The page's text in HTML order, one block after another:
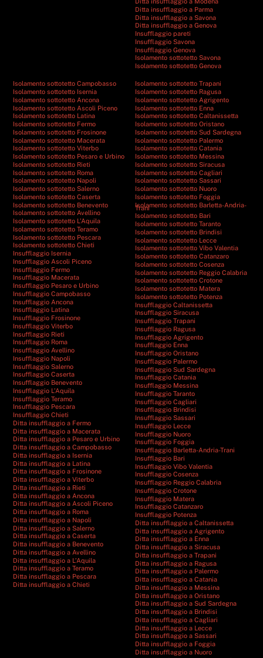
Ditta insufflaggio a Parma
Ditta insufflaggio a Savona
Ditta insufflaggio a Genova
Insufflaggio pareti
Insufflaggio Savona
Insufflaggio Genova
Isolamento sottotetto Savona
Isolamento sottotetto Genova
Isolamento sottotetto Campobasso
Isolamento sottotetto Isernia
Isolamento sottotetto Ancona
Isolamento sottotetto Ascoli Piceno
Isolamento sottotetto Latina
Isolamento sottotetto Fermo
Isolamento sottotetto Frosinone
Isolamento sottotetto Macerata
Isolamento sottotetto Viterbo
Isolamento sottotetto Pesaro e Urbino
Isolamento sottotetto Rieti
Isolamento sottotetto Roma
Isolamento sottotetto Napoli
Isolamento sottotetto Salerno
Isolamento sottotetto Caserta
Isolamento sottotetto Benevento
Isolamento sottotetto Avellino
Isolamento sottotetto L’Aquila
Isolamento sottotetto Teramo
Isolamento sottotetto Pescara
Isolamento sottotetto Chieti
Insufflaggio Isernia
Insufflaggio Ascoli Piceno
Insufflaggio Fermo
Insufflaggio Macerata
Insufflaggio Pesaro e Urbino
Insufflaggio Campobasso
Insufflaggio Ancona
Insufflaggio Latina
Insufflaggio Frosinone
Insufflaggio Viterbo
Insufflaggio Rieti
Insufflaggio Roma
Insufflaggio Avellino
Insufflaggio Napoli
Insufflaggio Salerno
Insufflaggio Caserta
Insufflaggio Benevento
Insufflaggio L’Aquila
Insufflaggio Teramo
Insufflaggio Pescara
Insufflaggio Chieti
Ditta insufflaggio a Fermo
Ditta insufflaggio a Macerata
Ditta insufflaggio a Pesaro e Urbino
Ditta insufflaggio a Campobasso
Ditta insufflaggio a Isernia
Ditta insufflaggio a Latina
Ditta insufflaggio a Frosinone
Ditta insufflaggio a Viterbo
Ditta insufflaggio a Rieti
Ditta insufflaggio a Ancona
Ditta insufflaggio a Ascoli Piceno
Ditta insufflaggio a Roma
Ditta insufflaggio a Napoli
Ditta insufflaggio a Salerno
Ditta insufflaggio a Caserta
Ditta insufflaggio a Benevento
Ditta insufflaggio a Avellino
Ditta insufflaggio a L’Aquila
Ditta insufflaggio a Teramo
Ditta insufflaggio a Pescara
Ditta insufflaggio a Chieti
Isolamento sottotetto Trapani
Isolamento sottotetto Ragusa
Isolamento sottotetto Agrigento
Isolamento sottotetto Enna
Isolamento sottotetto Caltanissetta
Isolamento sottotetto Oristano
Isolamento sottotetto Sud Sardegna
Isolamento sottotetto Palermo
Isolamento sottotetto Catania
Isolamento sottotetto Messina
Isolamento sottotetto Siracusa
Isolamento sottotetto Cagliari
Isolamento sottotetto Sassari
Isolamento sottotetto Nuoro
Isolamento sottotetto Foggia
Isolamento sottotetto Barletta-Andria-
Trani
Isolamento sottotetto Bari
Isolamento sottotetto Taranto
Isolamento sottotetto Brindisi
Isolamento sottotetto Lecce
Isolamento sottotetto Vibo Valentia
Isolamento sottotetto Catanzaro
Isolamento sottotetto Cosenza
Isolamento sottotetto Reggio Calabria
Isolamento sottotetto Crotone
Isolamento sottotetto Matera
Isolamento sottotetto Potenza
Insufflaggio Caltanissetta
Insufflaggio Siracusa
Insufflaggio Trapani
Insufflaggio Ragusa
Insufflaggio Agrigento
Insufflaggio Enna
Insufflaggio Oristano
Insufflaggio Palermo
Insufflaggio Sud Sardegna
Insufflaggio Catania
Insufflaggio Messina
Insufflaggio Taranto
Insufflaggio Cagliari
Insufflaggio Brindisi
Insufflaggio Sassari
Insufflaggio Lecce
Insufflaggio Nuoro
Insufflaggio Foggia
Insufflaggio Barletta-Andria-Trani
Insufflaggio Bari
Insufflaggio Vibo Valentia
Insufflaggio Cosenza
Insufflaggio Reggio Calabria
Insufflaggio Crotone
Insufflaggio Matera
Insufflaggio Catanzaro
Insufflaggio Potenza
Ditta insufflaggio a Caltanissetta
Ditta insufflaggio a Agrigento
Ditta insufflaggio a Enna
Ditta insufflaggio a Siracusa
Ditta insufflaggio a Trapani
Ditta insufflaggio a Ragusa
Ditta insufflaggio a Palermo
Ditta insufflaggio a Catania
Ditta insufflaggio a Messina
Ditta insufflaggio a Oristano
Ditta insufflaggio a Sud Sardegna
Ditta insufflaggio a Brindisi
Ditta insufflaggio a Cagliari
Ditta insufflaggio a Lecce
Ditta insufflaggio a Sassari
Ditta insufflaggio a Foggia
Ditta insufflaggio a Nuoro